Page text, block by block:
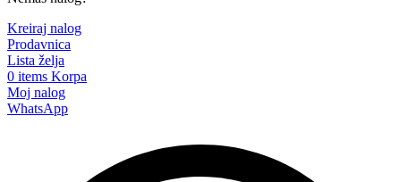
Kreiraj nalog
Prodavnica
Lista želja
0 items Korpa
Moj nalog
WhatsApp